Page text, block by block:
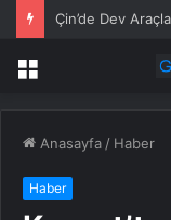
Menü
Anasayfa / Haber
Haber